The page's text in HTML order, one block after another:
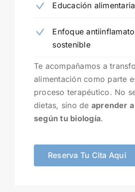
Educación
Enfoque
sostenible
Te acompañamos a
alimentación como parte
proceso terapéutico. No
dietas, sino de aprender
según tu biología.
Reserva Tu Cita Aqui